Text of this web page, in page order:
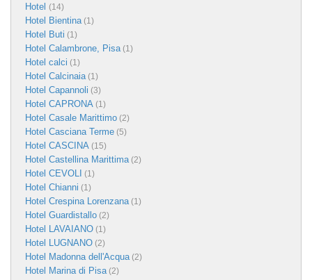
Hotel (14)
Hotel Bientina(1)
Hotel Buti (1)
Hotel Calambrone, Pisa(1)
Hotel calci (1)
Hotel Calcinaia(1)
Hotel Capannoli (3)
Hotel CAPRONA (1)
Hotel Casale Marittimo (2)
Hotel Casciana Terme (5)
Hotel CASCINA (15)
Hotel Castellina Marittima(2)
Hotel CEVOLI (1)
Hotel Chianni (1)
Hotel Crespina Lorenzana(1)
Hotel Guardistallo (2)
Hotel LAVAIANO (1)
Hotel LUGNANO (2)
Hotel Madonna dell'Acqua(2)
Hotel Marina di Pisa(2)